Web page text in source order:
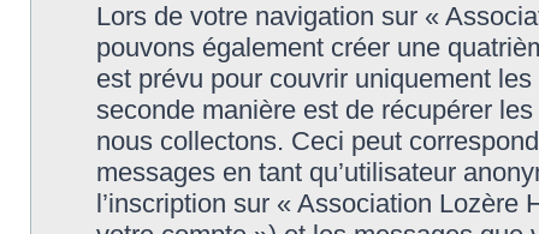
Lors de votre navigation sur «
pouvons également créer une
est prévu pour couvrir uniquement
seconde manière est de récupérer
nous collectons. Ceci peut
messages en tant qu’utilisateur
l’inscription sur « Association